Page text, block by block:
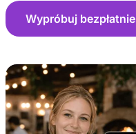
Wypróbuj bezpłatnie